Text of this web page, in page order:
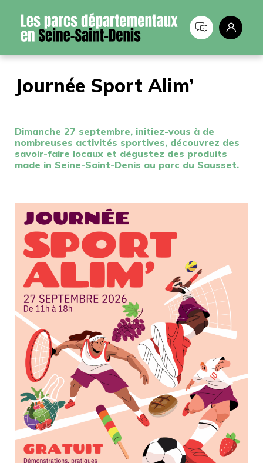
Journée Sport Alim’
Dimanche 27 septembre, initiez-vous à de
nombreuses activités sportives, découvrez des
savoir-faire locaux et dégustez des produits
made in Seine-Saint-Denis au parc du Sausset.